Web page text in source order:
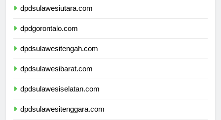
dpdsulawesiutara.com
dpdgorontalo.com
dpdsulawesitengah.com
dpdsulawesibarat.com
dpdsulawesiselatan.com
dpdsulawesitenggara.com